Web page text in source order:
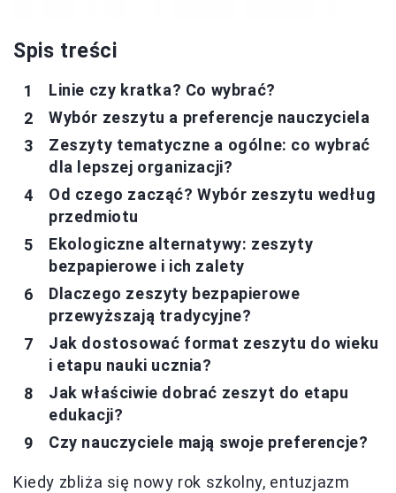
Spis treści
Linie czy kratka? Co wybrać?
Wybór zeszytu a preferencje nauczyciela
Zeszyty tematyczne a ogólne: co wybrać
dla lepszej organizacji?
Od czego zacząć? Wybór zeszytu według
przedmiotu
Ekologiczne alternatywy: zeszyty
bezpapierowe i ich zalety
Dlaczego zeszyty bezpapierowe
przewyższają tradycyjne?
Jak dostosować format zeszytu do wieku
i etapu nauki ucznia?
Jak właściwie dobrać zeszyt do etapu
edukacji?
Czy nauczyciele mają swoje preferencje?
Kiedy zbliża się nowy rok szkolny, entuzjazm